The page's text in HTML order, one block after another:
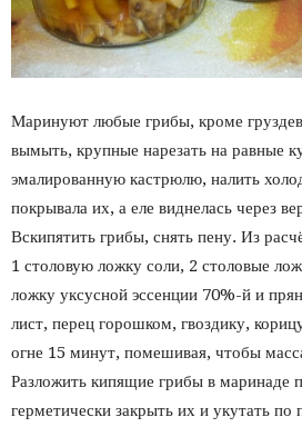
Маринуют любые грибы, кроме
вымыть, крупные нарезать на равные
эмалированную кастрюлю, налить
покрывала их, а еле виднелась через
Вскипятить грибы, снять пену. Из
1 столовую ложку соли, 2 столовые
ложку уксусной эссенции 70%-й и
лист, перец горошком, гвоздику,
огне 15 минут, помешивая, чтобы
Разложить кипящие грибы в маринаде
герметически закрыть их и укутать по